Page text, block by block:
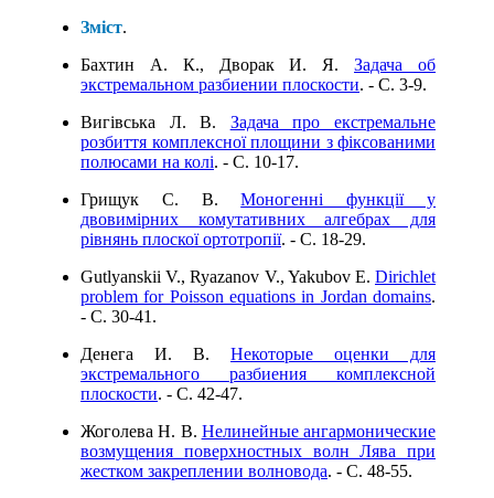
Зміст.
Бахтин А. К., Дворак И. Я.Задача об
экстремальном разбиении плоскости. - C. 3-9.
Вигівська Л. В. Задача про екстремальне
розбиття комплексної площини з фіксованими
полюсами на колі. - C. 10-17.
Грищук C. В.Моногенні функції у
двовимірних комутативних алгебрах для
рівнянь плоскої ортотропії. - C. 18-29.
Gutlyanskii V., Ryazanov V., Yakubov E. Dirichlet
problem for Poisson equations in Jordan domains.
- C. 30-41.
Денега И. В. Некоторые оценки для
экстремального разбиения комплексной
плоскости. - C. 42-47.
Жоголева Н. В. Нелинейные ангармонические
возмущения поверхностных волн Лява при
жестком закреплении волновода. - C. 48-55.